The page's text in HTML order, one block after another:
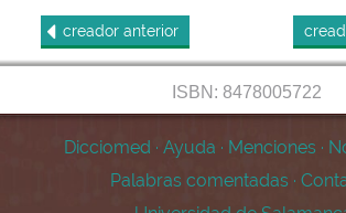
creador anterior
ISBN: 8478005722
Dicciomed · Ayuda · Menciones ·
Palabras comentadas ·